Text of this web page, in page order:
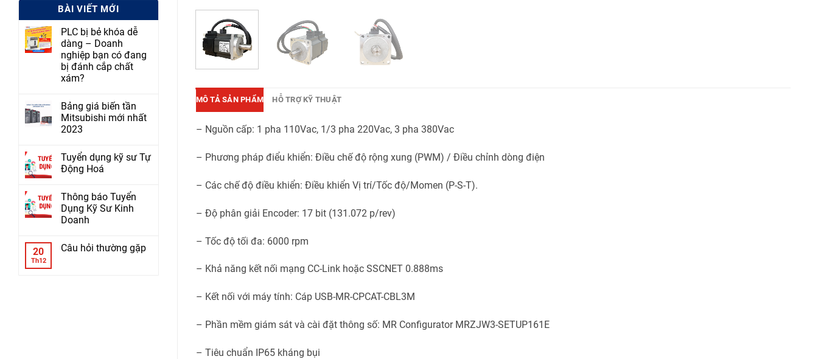
BÀI VIẾT MỚI
PLC bị bẻ khóa dễ
dàng – Doanh
nghiệp bạn có đang
bị đánh cắp chất
xám?
Bảng giá biến tần
Mitsubishi mới nhất
2023
Tuyển dụng kỹ sư Tự
Động Hoá
Thông báo Tuyển
Dụng Kỹ Sư Kinh
Doanh
20
Th12
Câu hỏi thường gặp
MÔ TẢ SẢN PHẨM HỖ TRỢ KỸ THUẬT
– Nguồn cấp: 1 pha 110Vac, 1/3 pha 220Vac, 3 pha 380Vac
– Phương pháp điểu khiển: Điều chế độ rộng xung (PWM) / Điều chỉnh dòng điện
– Các chế độ điều khiển: Điều khiển Vị trí/Tốc độ/Momen (P-S-T).
– Độ phân giải Encoder: 17 bit (131.072 p/rev)
– Tốc độ tối đa: 6000 rpm
– Khả năng kết nối mạng CC-Link hoặc SSCNET 0.888ms
– Kết nối với máy tính: Cáp USB-MR-CPCAT-CBL3M
– Phần mềm giám sát và cài đặt thông số: MR Configurator MRZJW3-SETUP161E
– Tiêu chuẩn IP65 kháng bụi